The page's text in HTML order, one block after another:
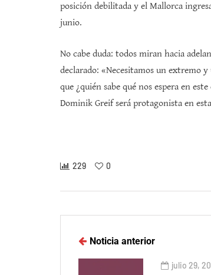
posición debilitada y el Mallorca
junio.
No cabe duda: todos miran hacia
declarado: «Necesitamos un extremo
que ¿quién sabe qué nos espera en
Dominik Greif será protagonista en
229 0
Noticia anterior
julio 29,